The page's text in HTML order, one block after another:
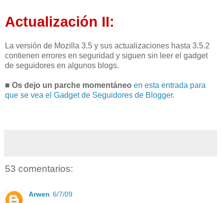
Actualización II:
La versión de Mozilla 3.5 y sus actualizaciones hasta 3.5.2
contienen errores en seguridad y siguen sin leer el gadget
de seguidores en algunos blogs.
■ Os dejo un parche momentáneo en esta entrada para
que se vea el Gadget de Seguidores de Blogger.
53 comentarios:
Arwen 6/7/09